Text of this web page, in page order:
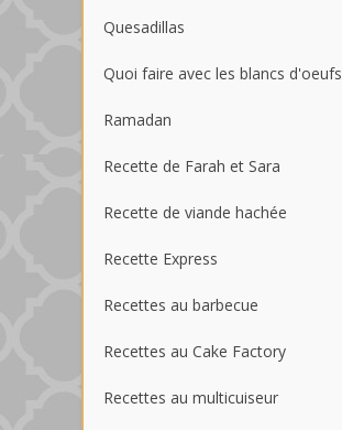
Quesadillas
Quoi faire avec les blancs d'oeufs
Ramadan
Recette de Farah et Sara
Recette de viande hachée
Recette Express
Recettes au barbecue
Recettes au Cake Factory
Recettes au multicuiseur